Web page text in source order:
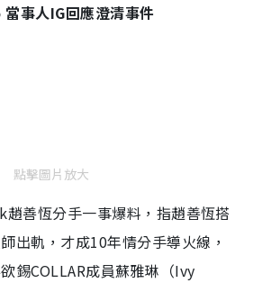
事人IG回應澄清事件
點擊圖片放大
善恆分手一事爆料，指趙善恆搭
出軌，才成10年情分手導火線，
錫COLLAR成員蘇雅琳（Ivy